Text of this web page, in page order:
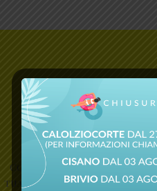
Compila i campi richiesti
tua esigenza. Seleziona la